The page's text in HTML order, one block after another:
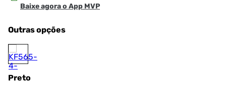
Baixe agora o App MVP
Outras opções
Preto